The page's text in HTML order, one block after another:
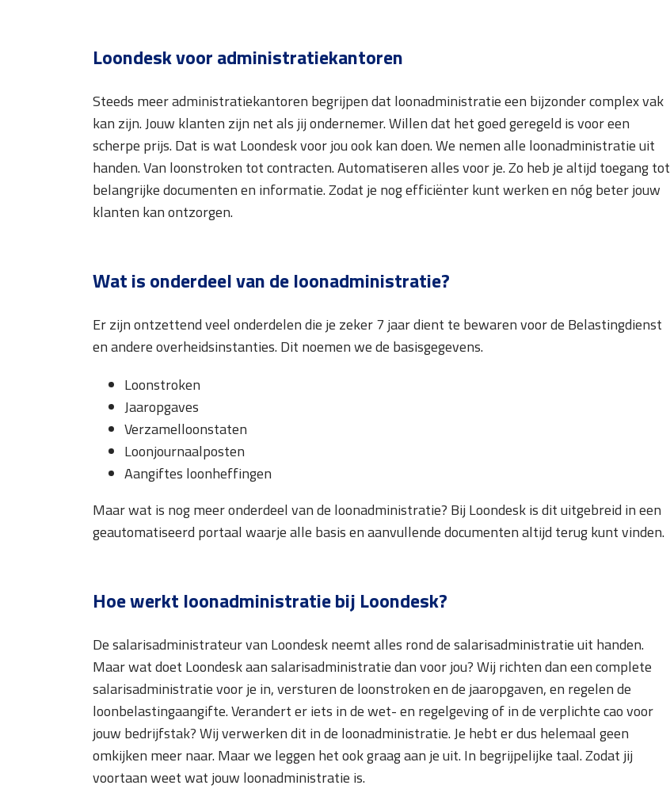
Loondesk voor administratiekantoren
Steeds meer administratiekantoren begrijpen dat loonadministratie een bijzonder complex vak
kan zijn. Jouw klanten zijn net als jij ondernemer. Willen dat het goed geregeld is voor een
scherpe prijs. Dat is wat Loondesk voor jou ook kan doen. We nemen alle loonadministratie uit
handen. Van loonstroken tot contracten. Automatiseren alles voor je. Zo heb je altijd toegang tot
belangrijke documenten en informatie. Zodat je nog efficiënter kunt werken en nóg beter jouw
klanten kan ontzorgen.
Wat is onderdeel van de loonadministratie?
Er zijn ontzettend veel onderdelen die je zeker 7 jaar dient te bewaren voor de Belastingdienst
en andere overheidsinstanties. Dit noemen we de basisgegevens.
Loonstroken
Jaaropgaves
Verzamelloonstaten
Loonjournaalposten
Aangiftes loonheffingen
Maar wat is nog meer onderdeel van de loonadministratie? Bij Loondesk is dit uitgebreid in een
geautomatiseerd portaal waarje alle basis en aanvullende documenten altijd terug kunt vinden.
Hoe werkt loonadministratie bij Loondesk?
De salarisadministrateur van Loondesk neemt alles rond de salarisadministratie uit handen.
Maar wat doet Loondesk aan salarisadministratie dan voor jou? Wij richten dan een complete
salarisadministratie voor je in, versturen de loonstroken en de jaaropgaven, en regelen de
loonbelastingaangifte. Verandert er iets in de wet- en regelgeving of in de verplichte cao voor
jouw bedrijfstak? Wij verwerken dit in de loonadministratie. Je hebt er dus helemaal geen
omkijken meer naar. Maar we leggen het ook graag aan je uit. In begrijpelijke taal. Zodat jij
voortaan weet wat jouw loonadministratie is.